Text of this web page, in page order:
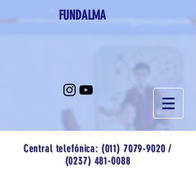
FUNDALMA
Central telefónica: (011) 7079-9020 /
(0237) 481-0088